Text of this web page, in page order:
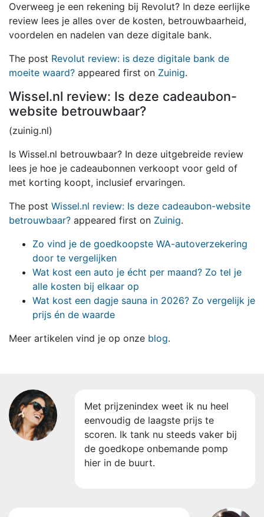
Overweeg je een rekening bij Revolut? In deze eerlijke
review lees je alles over de kosten, betrouwbaarheid,
voordelen en nadelen van deze digitale bank.
The post Revolut review: is deze digitale bank de
moeite waard? appeared first on Zuinig.
Wissel.nl review: Is deze cadeaubon-
website betrouwbaar?
(zuinig.nl)
Is Wissel.nl betrouwbaar? In deze uitgebreide review
lees je hoe je cadeaubonnen verkoopt voor geld of
met korting koopt, inclusief ervaringen.
The post Wissel.nl review: Is deze cadeaubon-website
betrouwbaar? appeared first on Zuinig.
Zo vind je de goedkoopste WA-autoverzekering
door te vergelijken
Wat kost een auto je écht per maand? Zo tel je
alle kosten bij elkaar op
Wat kost een dagje sauna in 2026? Zo vergelijk je
prijs én de waarde
Meer artikelen vind je op onze blog.
Met prijzenindex weet ik nu heel
eenvoudig de laagste prijs te
scoren. Ik tank nu steeds vaker bij
de goedkope onbemande pomp
hier in de buurt.